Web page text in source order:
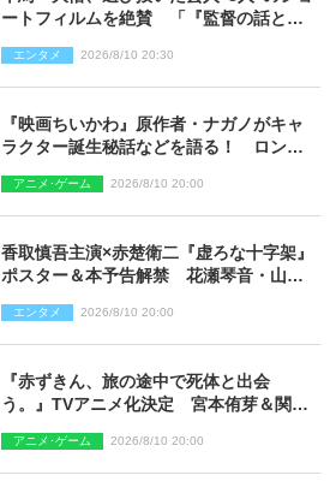
ートフィルムを絶賛 「『監督の話とか
した」
エンタメ 2026/8/10 20:30
『映画ちいかわ』原作者・ナガノがキャ
ラクター誕生秘話などを語る！ ロング
アニメ･ゲーム 2026/8/10 20:00
香取慎吾主演×赤楚衛二『虚ろな十字架』
ポスター＆本予告解禁 花瀬琴音・山中
エンタメ 2026/8/10 20:00
『赤ずきん、旅の途中で死体と出会
う。』TVアニメ化決定 宮本侑芽＆関根
アニメ･ゲーム 2026/8/10 20:00